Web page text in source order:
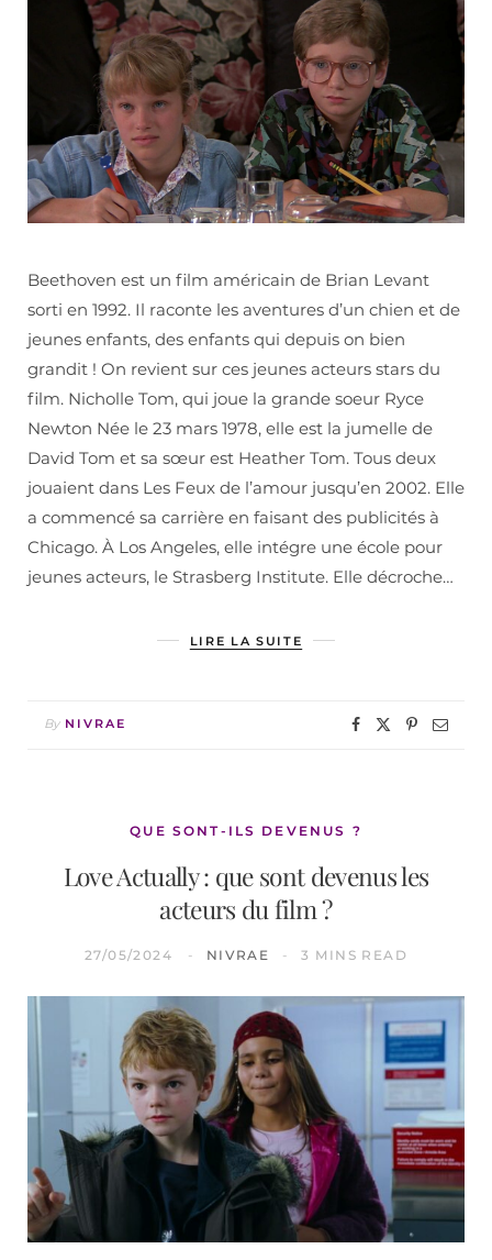
Beethoven est un film américain de Brian Levant
sorti en 1992. Il raconte les aventures d’un chien et de
jeunes enfants, des enfants qui depuis on bien
grandit ! On revient sur ces jeunes acteurs stars du
film. Nicholle Tom, qui joue la grande soeur Ryce
Newton Née le 23 mars 1978, elle est la jumelle de
David Tom et sa sœur est Heather Tom. Tous deux
jouaient dans Les Feux de l’amour jusqu’en 2002. Elle
a commencé sa carrière en faisant des publicités à
Chicago. À Los Angeles, elle intégre une école pour
jeunes acteurs, le Strasberg Institute. Elle décroche…
LIRE LA SUITE
By NIVRAE
QUE SONT-ILS DEVENUS ?
Love Actually : que sont devenus les
acteurs du film ?
27/05/2024 NIVRAE 3 MINS READ